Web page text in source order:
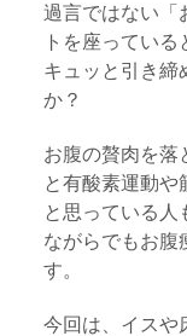
過言ではない「
トを座っている
キュッと引き締
か？
お腹の贅肉を落
と有酸素運動や
と思っている人
ながらでもお腹
す。
今回は、イスや